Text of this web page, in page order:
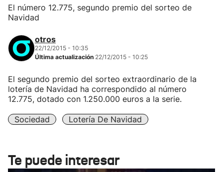
El número 12.775, segundo premio del sorteo de
Navidad
otros
22/12/2015 - 10:35
Última actualización 22/12/2015 - 10:25
El segundo premio del sorteo extraordinario de la
lotería de Navidad ha correspondido al número
12.775, dotado con 1.250.000 euros a la serie.
Sociedad Lotería De Navidad
Te puede interesar